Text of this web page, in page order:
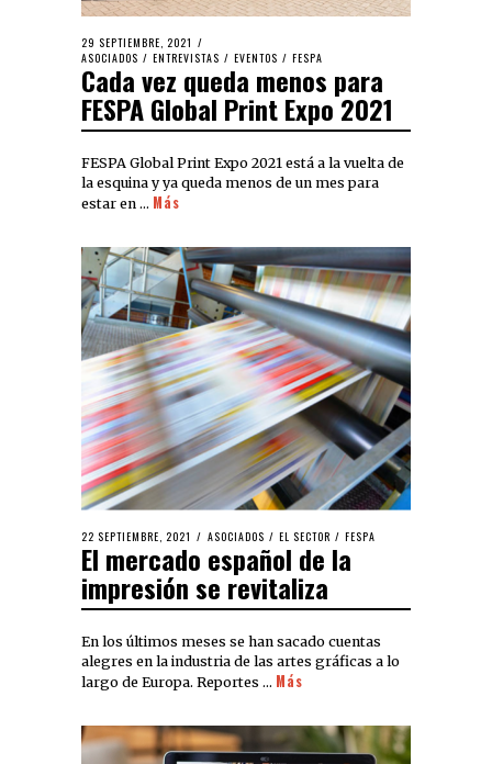
29 SEPTIEMBRE, 2021
ASOCIADOS / ENTREVISTAS / EVENTOS / FESPA
Cada vez queda menos para
FESPA Global Print Expo 2021
FESPA Global Print Expo 2021 está a la vuelta de
la esquina y ya queda menos de un mes para
estar en … Más
22 SEPTIEMBRE, 2021 ASOCIADOS / EL SECTOR / FESPA
El mercado español de la
impresión se revitaliza
En los últimos meses se han sacado cuentas
alegres en la industria de las artes gráficas a lo
largo de Europa. Reportes … Más